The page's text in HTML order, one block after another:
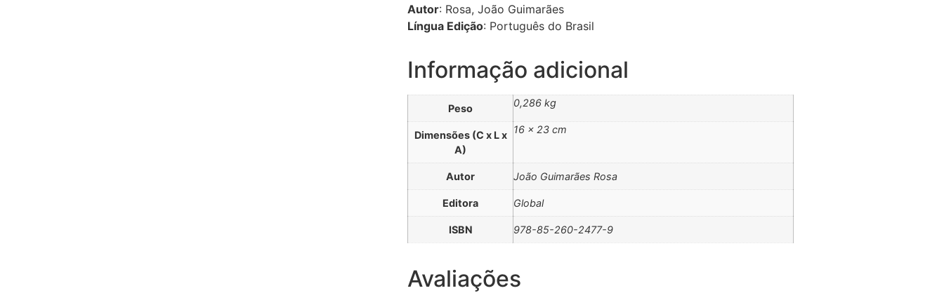
Autor: Rosa, João Guimarães
Língua Edição: Português do Brasil
Informação adicional
Peso 0,286 kg
Dimensões (C x L x
A)
16 × 23 cm
Autor João Guimarães Rosa
Editora Global
ISBN 978-85-260-2477-9
Avaliações